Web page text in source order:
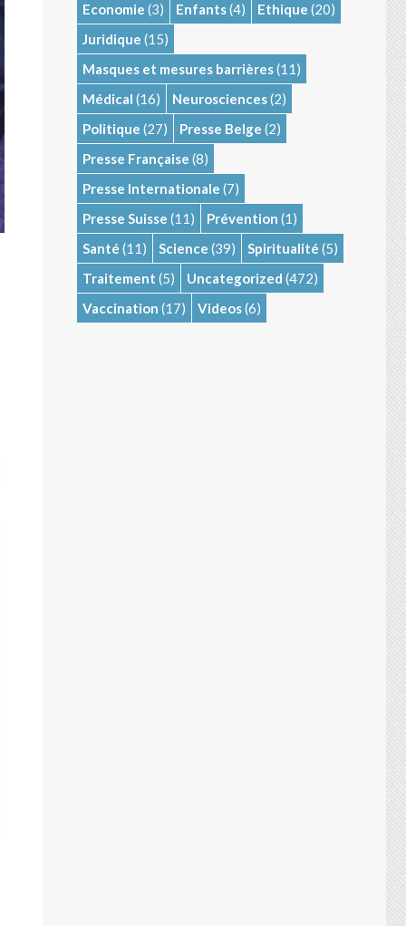
Economie (3) Enfants(4) Ethique (20)
Juridique (15)
Masques et mesures barrières(11)
Médical (16) Neurosciences(2)
Politique (27) Presse Belge (2)
Presse Française (8)
Presse Internationale (7)
Presse Suisse (11) Prévention (1)
Santé (11) Science (39) Spiritualité (5)
Traitement (5) Uncategorized (472)
Vaccination (17) Videos(6)